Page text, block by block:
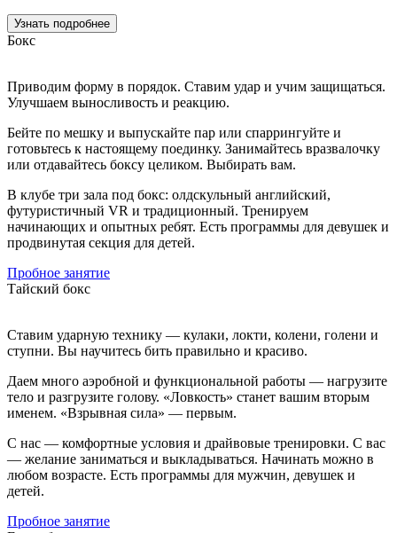
Бокс
Приводим форму в порядок. Ставим удар и учим защищаться.
Улучшаем выносливость и реакцию.
Бейте по мешку и выпускайте пар или спаррингуйте и
готовьтесь к настоящему поединку. Занимайтесь вразвалочку
или отдавайтесь боксу целиком. Выбирать вам.
В клубе три зала под бокс: олдскульный английский,
футуристичный VR и традиционный. Тренируем
начинающих и опытных ребят. Есть программы для девушек и
продвинутая секция для детей.
Пробное занятие
Тайский бокс
Ставим ударную технику — кулаки, локти, колени, голени и
ступни. Вы научитесь бить правильно и красиво.
Даем много аэробной и функциональной работы — нагрузите
тело и разгрузите голову. «Ловкость» станет вашим вторым
именем. «Взрывная сила» — первым.
С нас — комфортные условия и драйвовые тренировки. С вас
— желание заниматься и выкладываться. Начинать можно в
любом возрасте. Есть программы для мужчин, девушек и
детей.
Пробное занятие